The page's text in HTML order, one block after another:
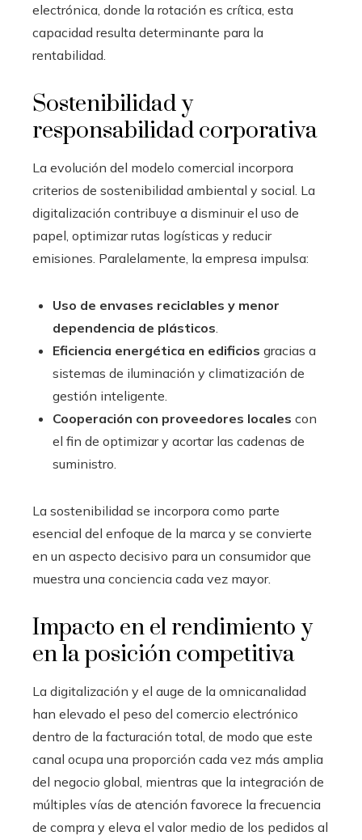
electrónica, donde la rotación es crítica, esta
capacidad resulta determinante para la
rentabilidad.
Sostenibilidad y
responsabilidad corporativa
La evolución del modelo comercial incorpora
criterios de sostenibilidad ambiental y social. La
digitalización contribuye a disminuir el uso de
papel, optimizar rutas logísticas y reducir
emisiones. Paralelamente, la empresa impulsa:
Uso de envases reciclables y menor
dependencia de plásticos
Eficiencia energética en edificios gracias a
sistemas de iluminación y climatización de
gestión inteligente.
Cooperación con proveedores locales con
el fin de optimizar y acortar las cadenas de
suministro.
La sostenibilidad se incorpora como parte
esencial del enfoque de la marca y se convierte
en un aspecto decisivo para un consumidor que
muestra una conciencia cada vez mayor.
Impacto en el rendimiento y
en la posición competitiva
La digitalización y el auge de la omnicanalidad
han elevado el peso del comercio electrónico
dentro de la facturación total, de modo que este
canal ocupa una proporción cada vez más amplia
del negocio global, mientras que la integración de
múltiples vías de atención favorece la frecuencia
de compra y eleva el valor medio de los pedidos al